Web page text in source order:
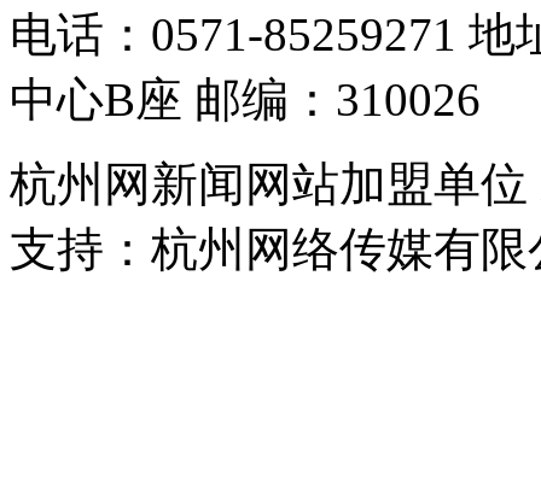
电话：0571-85259271
中心B座 邮编：310026
杭州网新闻网站加盟单
支持：杭州网络传媒有限